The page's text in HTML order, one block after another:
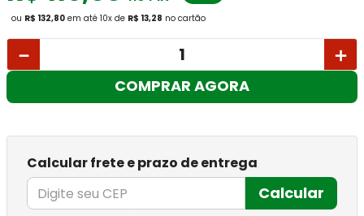
ou R$ 132,80 em até 10x de R$ 13,28 no cartão
＋
－
COMPRAR AGORA
Calcular frete e prazo de entrega
Calcular